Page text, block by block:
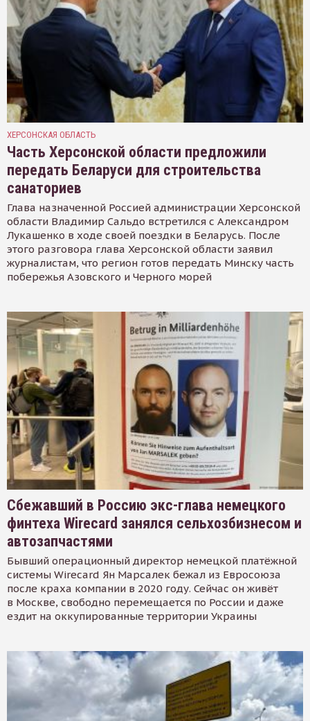
ХЕРСОНСКАЯ ОБЛАСТЬ
Часть Херсонской области предложили
передать Беларуси для строительства
санаториев
Глава назначенной Россией администрации Херсонской
области Владимир Сальдо встретился с Александром
Лукашенко в ходе своей поездки в Беларусь. После
этого разговора глава Херсонской области заявил
журналистам, что регион готов передать Минску часть
побережья Азовского и Черного морей
Сбежавший в Россию экс-глава немецкого
финтеха Wirecard занялся сельхозбизнесом и
автозапчастями
Бывший операционный директор немецкой платёжной
системы Wirecard Ян Марсалек бежал из Евросоюза
после краха компании в 2020 году. Сейчас он живёт
в Москве, свободно перемещается по России и даже
ездит на оккупированные территории Украины